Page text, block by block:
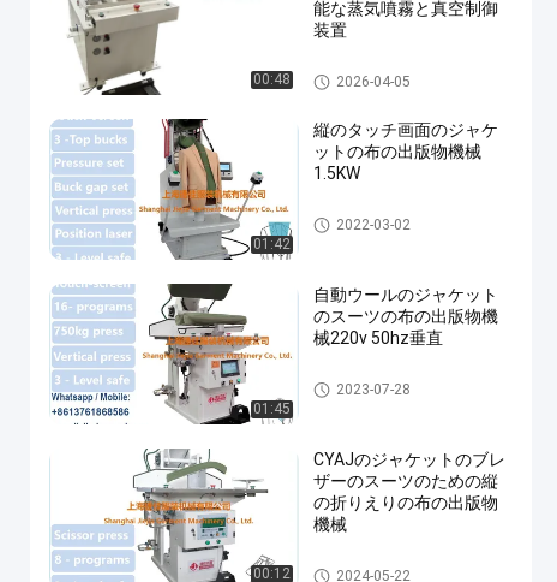
00:48
能な蒸気噴霧と真空制御
装置
布の出版物機械
2026-04-05
01:42
縦のタッチ画面のジャケ
ットの布の出版物機械
1.5KW
布の出版物機械
2022-03-02
01:45
自動ウールのジャケット
のスーツの布の出版物機
械220v 50hz垂直
布の出版物機械
2023-07-28
00:12
CYAJのジャケットのブレ
ザーのスーツのための縦
の折りえりの布の出版物
機械
布の出版物機械
2024-05-22